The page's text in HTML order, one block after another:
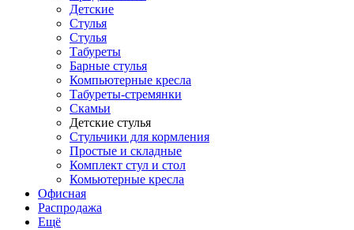
Детские
Стулья
Стулья
Табуреты
Барные стулья
Компьютерные кресла
Табуреты-стремянки
Скамьи
Детские стулья
Стульчики для кормления
Простые и складные
Комплект стул и стол
Комьютерные кресла
Офисная
Распродажа
Eщё